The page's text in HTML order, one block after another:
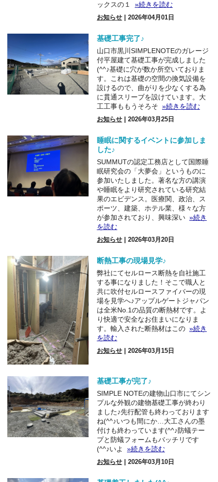
ックスの１ »続きを読む
お知らせ| 2026年04月01日
基礎工事完了♪
山口市黒川SIMPLENOTEのガレージ
付平屋建て基礎工事が完成しました
(^^♪基礎に穴が数か所空いておりま
す。これは基礎の空間の換気設備を
設けるので、曲がりを少なくする為
に貫通スリーブを設けています。大
工工事ももうそろそ »続きを読む
お知らせ| 2026年03月25日
睡眠に関するイベントに参加しま
した♪
SUMMUTの認定工務店として国際睡
眠研究会の「大夢会」というものに
参加いたしました。著名な方の講演
や睡眠をより研究されている研究結
果のエビデンス。医療関、政治、ス
ポーツ、建築、ホテル業、様々な方
が参加されており、興味深い »続き
を読む
お知らせ| 2026年03月20日
断熱工事の現場見学♪
弊社にてセルロース断熱を自社施工
する事になりました！そこで職人と
共に吹付セルロースファイバーの現
場を見学へ♪アップルゲートジャパン
は全米No.1の品質の断熱材です。よ
り快適で安全なお住まいになりま
す。輸入された断熱材はこの »続き
を読む
お知らせ| 2026年03月15日
基礎工事が完了♪
SIMPLE NOTEの建物山口市にてシン
プルな外観の建物基礎工事が終わり
ました♪先行配管も終わっております
ね(^^♪いつも間にか…大工さんの墨
付けも終わっています(^^♪防蟻テー
プと防蟻フォームもバッチリです
(^^♪いよ »続きを読む
お知らせ| 2026年03月10日